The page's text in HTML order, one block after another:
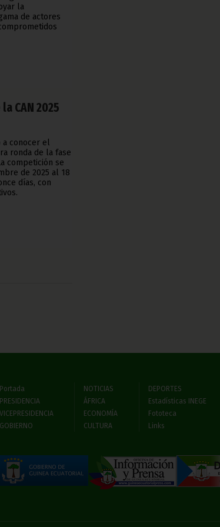
la
de actores
CAN 2025
a conocer el
ronda de la fase
competición se
de 2025 al 18
días, con
Portada
PRESIDENCIA
VICEPRESIDENCIA
GOBIERNO
NOTICIAS
ÁFRICA
ECONOMÍA
CULTURA
DEPORTES
Estadísticas INEGE
Fototeca
Links